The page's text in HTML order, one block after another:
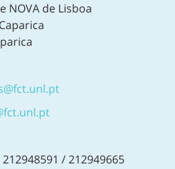
NOVA de Lisboa
/ 212949665